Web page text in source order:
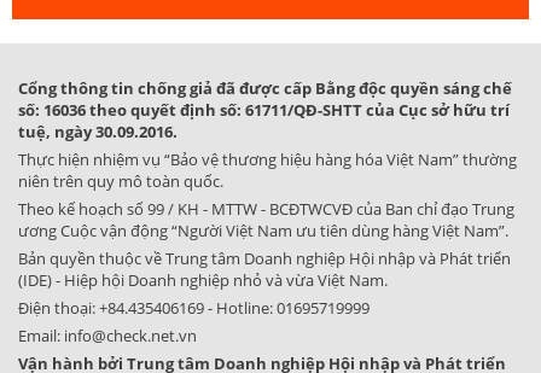
Cổng thông tin chống giả đã được cấp Bằng độc quyền sáng chế
số: 16036 theo quyết định số: 61711/QĐ-SHTT của Cục sở hữu trí
tuệ, ngày 30.09.2016.
Thực hiện nhiệm vụ “Bảo vệ thương hiệu hàng hóa Việt Nam” thường
niên trên quy mô toàn quốc.
Theo kế hoạch số 99 / KH - MTTW - BCĐTWCVĐ của Ban chỉ đạo Trung
ương Cuộc vận động “Người Việt Nam ưu tiên dùng hàng Việt Nam”.
Bản quyền thuộc về Trung tâm Doanh nghiệp Hội nhập và Phát triển
(IDE) - Hiệp hội Doanh nghiệp nhỏ và vừa Việt Nam.
Điện thoại:+84.435406169- Hotline:01695719999
Email: info@check.net.vn
Vận hành bởi Trung tâm Doanh nghiệp Hội nhập và Phát triển